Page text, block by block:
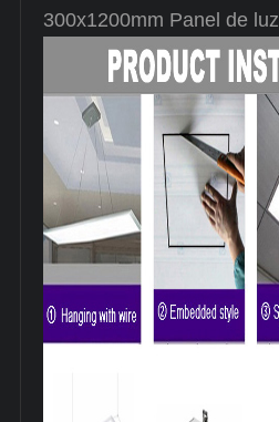
300x1200mm Panel de luz